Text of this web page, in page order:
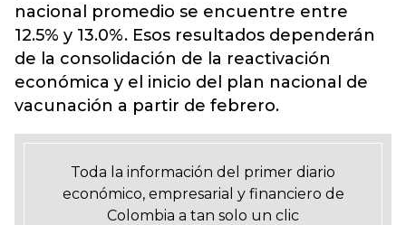
nacional promedio se encuentre entre
12.5% y 13.0%. Esos resultados dependerán
de la consolidación de la reactivación
económica y el inicio del plan nacional de
vacunación a partir de febrero.
Toda la información del primer diario
económico, empresarial y financiero de
Colombia a tan solo un clic